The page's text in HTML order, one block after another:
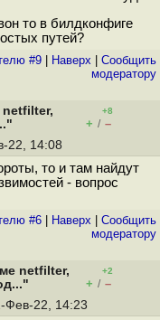
то в билдконфиге
путей?
#9 Наверх
Cообщить
модератору
netfilter,
+8
+ / –
22, 14:08
то и там найдут
- вопрос
#6 Наверх
Cообщить
модератору
netfilter,
+2
+ / –
Фев-22, 14:23